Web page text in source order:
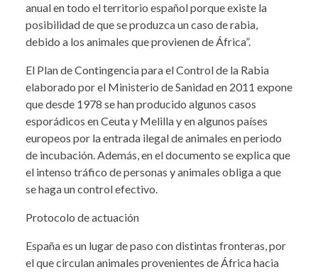
anual en todo el territorio español porque existe la
posibilidad de que se produzca un caso de rabia,
debido a los animales que provienen de África”.
El Plan de Contingencia para el Control de la Rabia
elaborado por el Ministerio de Sanidad en 2011 expone
que desde 1978 se han producido algunos casos
esporádicos en Ceuta y Melilla y en algunos países
europeos por la entrada ilegal de animales en periodo
de incubación. Además, en el documento se explica que
el intenso tráfico de personas y animales obliga a que
se haga un control efectivo.
Protocolo de actuación
España es un lugar de paso con distintas fronteras, por
el que circulan animales provenientes de África hacia